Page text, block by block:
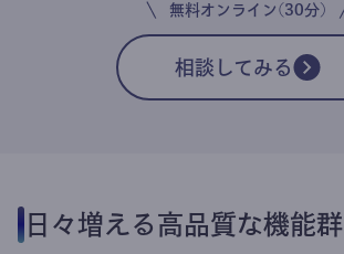
無料オンライン(30分)
相談してみる
日々増える高品質な機能群